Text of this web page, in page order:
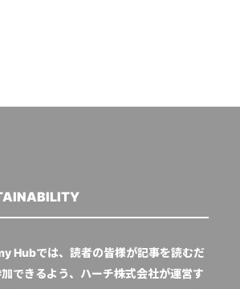
Hubでは、読者の皆様が記事を読むだ
できるよう、ハーチ株式会社が運営す